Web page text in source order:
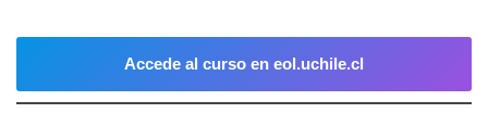
Accede al curso en eol.uchile.cl